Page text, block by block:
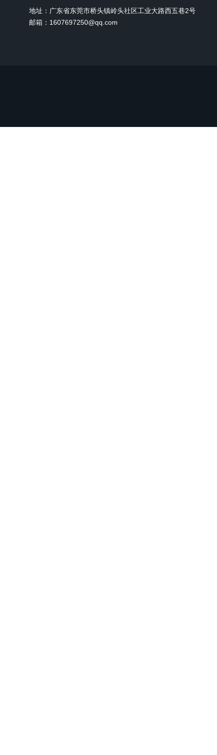
地址：广东省东莞市桥头镇岭头社区工业大路西五巷2号
邮箱：1607697250@qq.com